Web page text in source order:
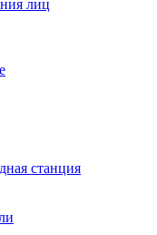
лиц
станция